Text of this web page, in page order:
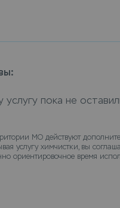
Leda — услуга
материала
закажите химчистку
вещи и доставит их
услугу пока не
МО действуют
услугу химчистки, вы
ориентировочное время